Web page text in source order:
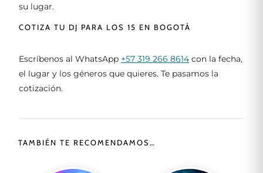
su lugar.
COTIZA TU DJ PARA LOS 15 EN BOGOTÁ
Escríbenos al WhatsApp +57 319 266 8614 con la fecha,
el lugar y los géneros que quieres. Te pasamos la
cotización.
TAMBIÉN TE RECOMENDAMOS…